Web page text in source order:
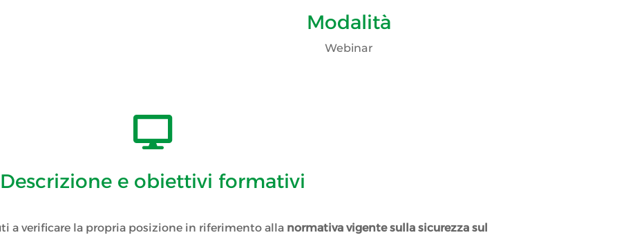
Modalità
Webinar

Descrizione e obiettivi formativi
a verificare la propria posizione in riferimento alla normativa vigente sulla sicurezza sul